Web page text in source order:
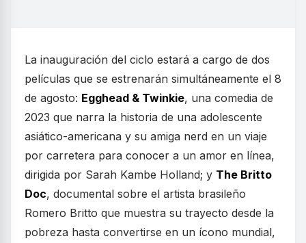
La inauguración del ciclo estará a cargo de dos
películas que se estrenarán simultáneamente el 8
de agosto: Egghead & Twinkie, una comedia de
2023 que narra la historia de una adolescente
asiático-americana y su amiga nerd en un viaje
por carretera para conocer a un amor en línea,
dirigida por Sarah Kambe Holland; y The Britto
Doc, documental sobre el artista brasileño
Romero Britto que muestra su trayecto desde la
pobreza hasta convertirse en un ícono mundial,